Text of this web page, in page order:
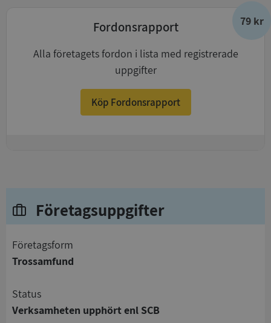
79 kr
Fordonsrapport
Alla företagets fordon i lista med registrerade
uppgifter
Köp Fordonsrapport
Företagsuppgifter
företagsform
Trossamfund
status
Verksamheten upphört enl SCB